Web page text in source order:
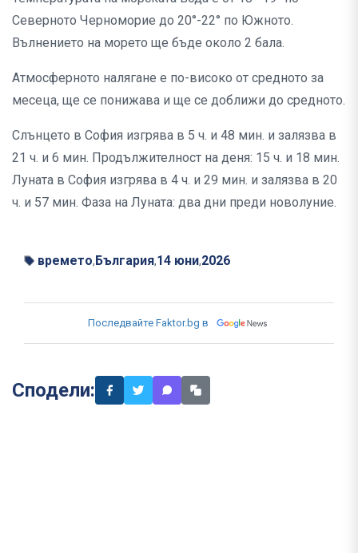
Северното Черноморие до 20°-22° по Южното.
Вълнението на морето ще бъде около 2 бала.
Атмосферното налягане е по-високо от средното за
месеца, ще се понижава и ще се доближи до средното.
Слънцето в София изгрява в 5 ч. и 48 мин. и залязва в
21 ч. и 6 мин. Продължителност на деня: 15 ч. и 18 мин.
Луната в София изгрява в 4 ч. и 29 мин. и залязва в 20
ч. и 57 мин. Фаза на Луната: два дни преди новолуние.
времето, България,14 юни,2026
Последвайте Faktor.bg в
Сподели: